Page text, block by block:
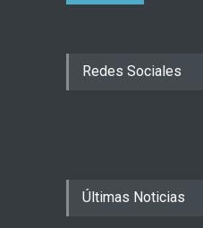
Redes Sociales
Últimas Noticias